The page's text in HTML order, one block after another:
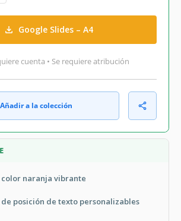
Google Slides – A4
cuenta • Se requiere atribución
Añadir a la colección
color naranja vibrante
posición de texto personalizables